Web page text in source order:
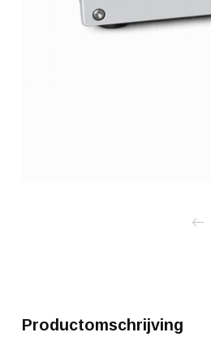
Productomschrijving